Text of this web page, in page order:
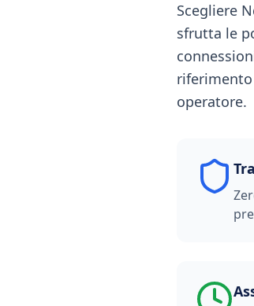
Scegliere
sfrutta le
operatore.